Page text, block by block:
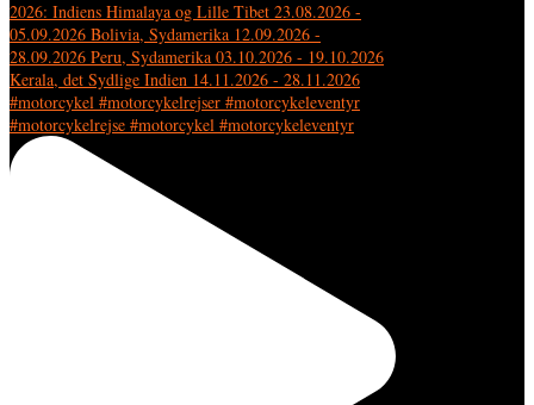
#motorcykelrejse #motorcykel #motorcykeleventyr